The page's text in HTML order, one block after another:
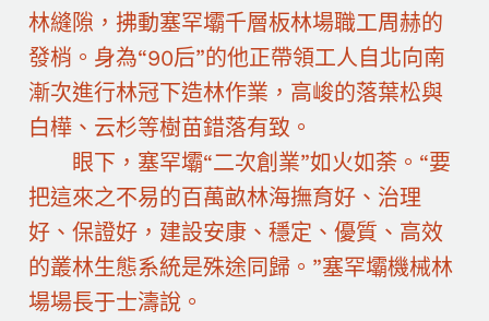
林縫隙，拂動塞罕壩千層板林場職工周赫的
發梢。身為“90后”的他正帶領工人自北向南
漸次進行林冠下造林作業，高峻的落葉松與
白樺、云杉等樹苗錯落有致。
眼下，塞罕壩“二次創業”如火如荼。“要
把這來之不易的百萬畝林海撫育好、治理
好、保證好，建設安康、穩定、優質、高效
的叢林生態系統是殊途同歸。”塞罕壩機械林
場場長于士濤說。